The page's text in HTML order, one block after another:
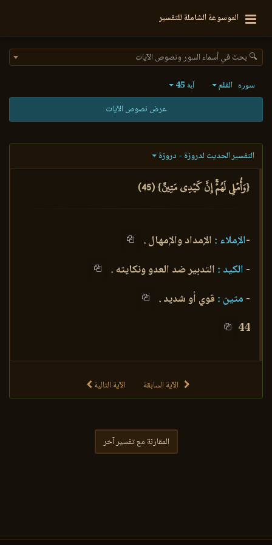
الموسوعة الشاملة للتفسير
🔍 بحث في أسماء السور ونصوص الآيات
سورة القلم آية 45
عرض نصوص الآيات
التفسير الحديث لدروزة - دروزة
{وَأُمۡلِي لَهُمۡۚ إِنَّ كَيۡدِي مَتِينٌ} (45)
-الإملاء : الإمداد والإمهال .
- الكيد : التدبير ضد العدو ونكايته .
- متين : قوي أو شديد .
44
الآية السابقة الآية التالية
المقارنة مع تفسير آخر